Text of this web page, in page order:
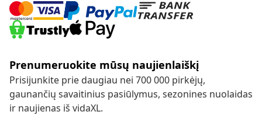
Prenumeruokite mūsų naujienlaiškį
Prisijunkite prie daugiau nei 700 000 pirkėjų,
gaunančių savaitinius pasiūlymus, sezonines nuolaidas
ir naujienas iš vidaXL.